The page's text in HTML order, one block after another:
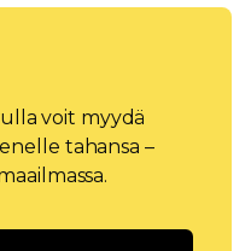
voit myydä
tahansa –